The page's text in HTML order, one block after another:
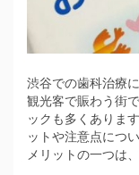
渋谷での歯科治療
観光客で賑わう街
ックも多くありま
ットや注意点につ
メリットの一つは